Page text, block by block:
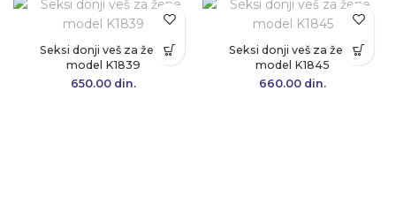
Seksi donji veš za žene
model K1839
650.00 din.
Seksi donji veš za žene
model K1845
660.00 din.